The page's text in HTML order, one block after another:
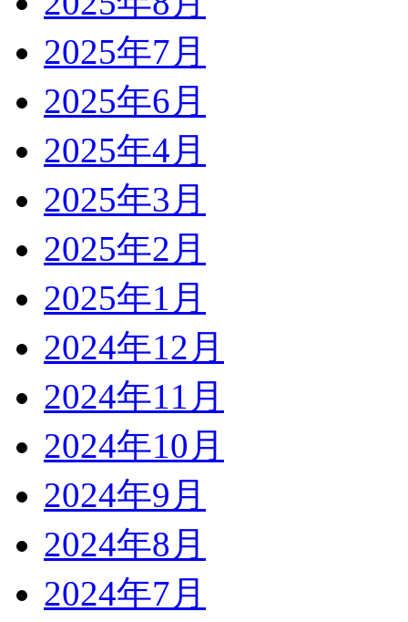
2025年7月
2025年6月
2025年4月
2025年3月
2025年2月
2025年1月
2024年12月
2024年11月
2024年10月
2024年9月
2024年8月
2024年7月